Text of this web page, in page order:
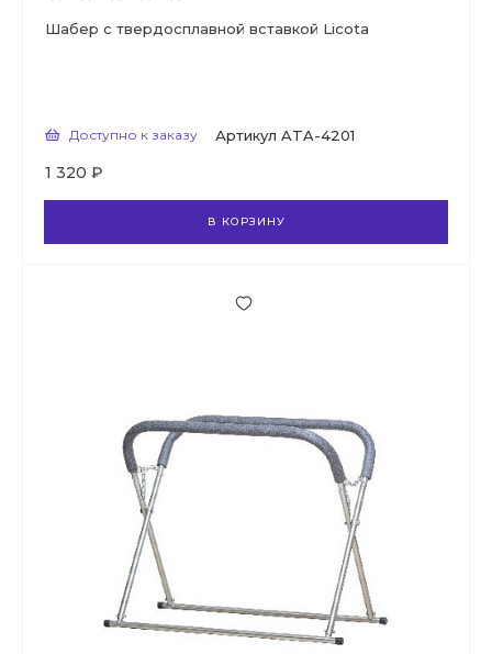
Шабер с твердосплавной вставкой Licota
Доступно к заказу Артикул ATA-4201
1 320 ₽
В КОРЗИНУ